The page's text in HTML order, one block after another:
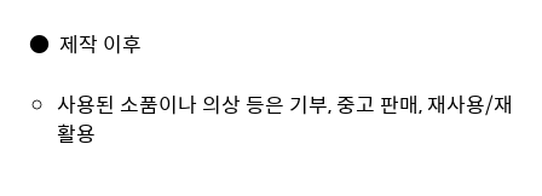
● 제작 이후
사용된 소품이나 의상 등은 기부, 중고 판매, 재사용/재
활용